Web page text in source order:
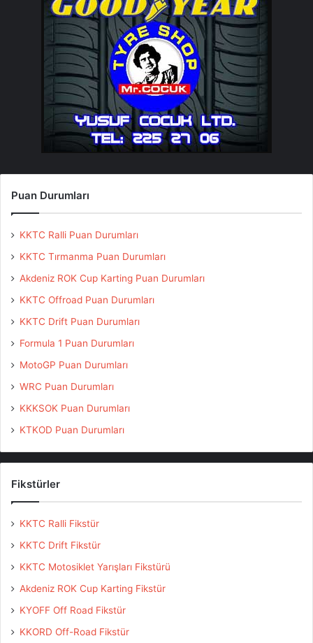
Puan Durumları
KKTC Ralli Puan Durumları
KKTC Tırmanma Puan Durumları
Akdeniz ROK Cup Karting Puan Durumları
KKTC Offroad Puan Durumları
KKTC Drift Puan Durumları
Formula 1 Puan Durumları
MotoGP Puan Durumları
WRC Puan Durumları
KKKSOK Puan Durumları
KTKOD Puan Durumları
Fikstürler
KKTC Ralli Fikstür
KKTC Drift Fikstür
KKTC Motosiklet Yarışları Fikstürü
Akdeniz ROK Cup Karting Fikstür
KYOFF Off Road Fikstür
KKORD Off-Road Fikstür